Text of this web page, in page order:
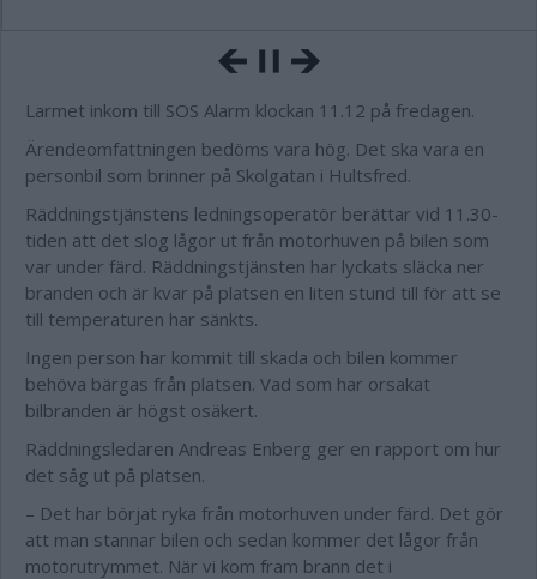
Larmet inkom till SOS Alarm klockan 11.12 på fredagen.
Ärendeomfattningen bedöms vara hög. Det ska vara en
personbil som brinner på Skolgatan i Hultsfred.
Räddningstjänstens ledningsoperatör berättar vid 11.30-
tiden att det slog lågor ut från motorhuven på bilen som
var under färd. Räddningstjänsten har lyckats släcka ner
branden och är kvar på platsen en liten stund till för att se
till temperaturen har sänkts.
Ingen person har kommit till skada och bilen kommer
behöva bärgas från platsen. Vad som har orsakat
bilbranden är högst osäkert.
Räddningsledaren Andreas Enberg ger en rapport om hur
det såg ut på platsen.
– Det har börjat ryka från motorhuven under färd. Det gör
att man stannar bilen och sedan kommer det lågor från
motorutrymmet. När vi kom fram brann det i